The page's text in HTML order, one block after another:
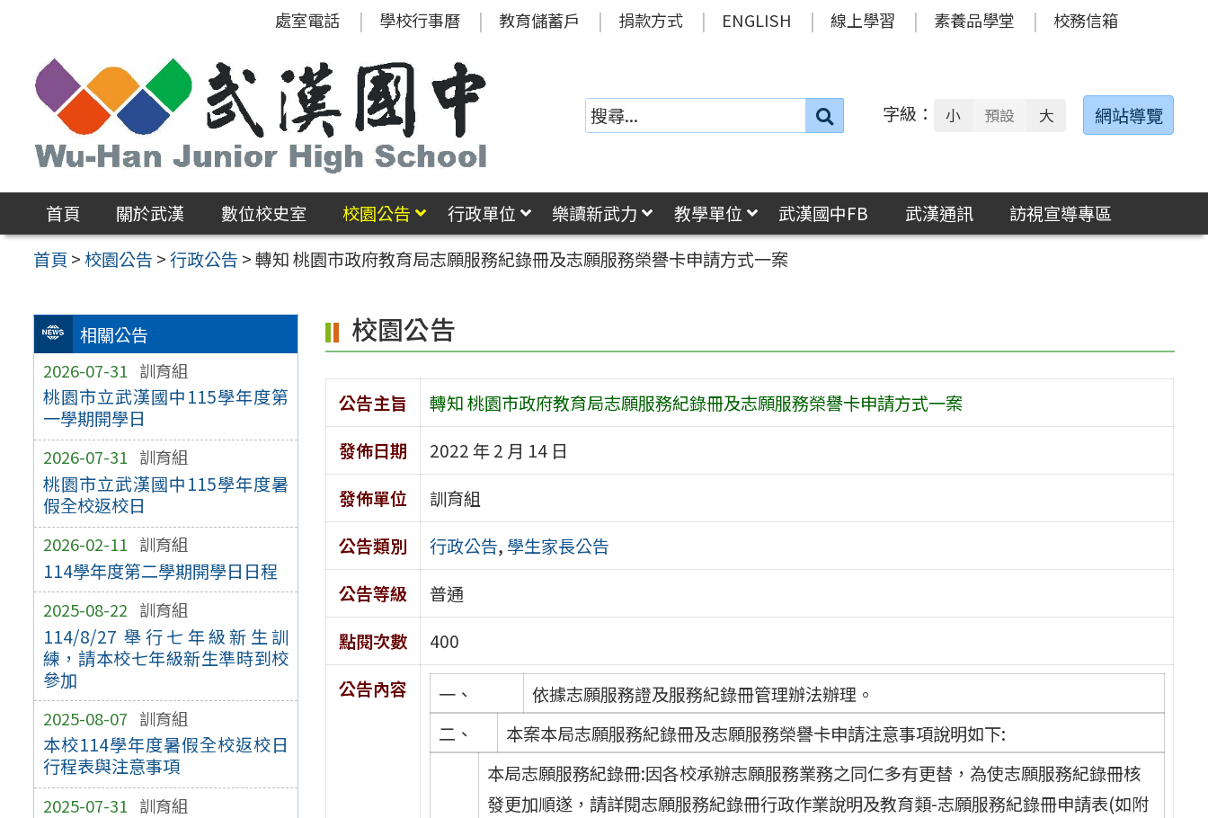
區
處室電話 學校行事曆 教育儲蓄戶 捐款方式 ENGLISH 線上學習 素養品學堂 校務信箱
搜
字級： 小 預設 大 網站導覽
首頁 關於武漢 數位校史室 校園公告 行政單位 樂讀新武力 教學單位 武漢國中FB 武漢通訊
訪視宣導專區
首頁 >校園公告 >行政公告 >轉知 桃園市政府教育局志願服務紀錄冊及志願服務榮譽卡申請方式一案
相關公告
2026-07-31 訓育組
桃園市立武漢國中115學年度第
一學期開學日
2026-07-31 訓育組
桃園市立武漢國中115學年度暑
假全校返校日
2026-02-11 訓育組
114學年度第二學期開學日日程
2025-08-22 訓育組
114/8/27 舉行七年級新生訓
練，請本校七年級新生準時到校
參加
2025-08-07 訓育組
本校114學年度暑假全校返校日
行程表與注意事項
2025-07-31 訓育組
校園公告
公告主旨
轉知 桃園市政府教育局志願服務紀錄冊及志願服務榮譽卡申請方式一案
發佈日期
2022 年 2 月 14 日
發佈單位
訓育組
公告類別
行政公告, 學生家長公告
公告等級
普通
點閱次數
400
公告內容
一、
依據志願服務證及服務紀錄冊管理辦法辦理。
二、
本案本局志願服務紀錄冊及志願服務榮譽卡申請注意事項說明如下:
本局志願服務紀錄冊:因各校承辦志願服務業務之同仁多有更替，為使志願服務紀錄冊核
發更加順遂，請詳閱志願服務紀錄冊行政作業說明及教育類-志願服務紀錄冊申請表(如附